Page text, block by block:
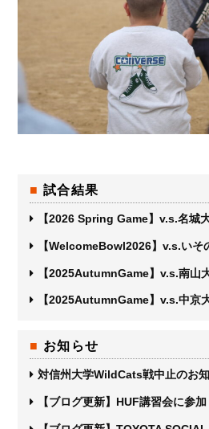
試合結果
【2026 Spring Game】v.s.名城
【WelcomeBowl2026】v.s.い
【2025AutumnGame】v.s.南山
【2025AutumnGame】v.s.中京
お知らせ
対信州大学WildCats戦中止のお
【ブログ更新】HUF講習会に参加